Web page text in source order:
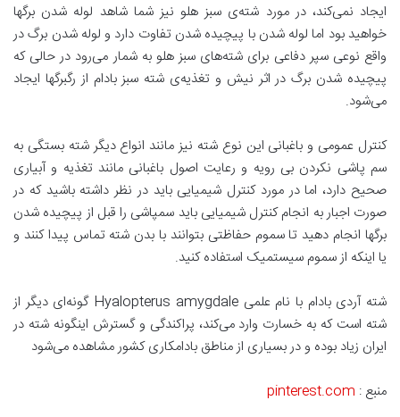
ایجاد نمی‌کند، در مورد شته‌ی سبز هلو نیز شما شاهد لوله شدن برگها
خواهید بود اما لوله شدن با پیچیده شدن تفاوت دارد و لوله شدن برگ در
واقع نوعی سپر دفاعی برای شته‌های سبز هلو به شمار می‌رود در حالی که
پیچیده شدن برگ در اثر نیش و تغذیه‌ی شته سبز بادام از رگبرگها ایجاد
می‌شود.
کنترل عمومی و باغبانی این نوع شته نیز مانند انواع دیگر شته بستگی به
سم پاشی نکردن بی رویه و رعایت اصول باغبانی مانند تغذیه و آبیاری
صحیح دارد، اما در مورد کنترل شیمیایی باید در نظر داشته باشید که در
صورت اجبار به انجام کنترل شیمیایی باید سمپاشی را قبل از پیچیده شدن
برگها انجام دهید تا سموم حفاظتی بتوانند با بدن شته تماس پیدا کنند و
یا اینکه از سموم سیستمیک استفاده کنید.
شته آردی بادام با نام علمی Hyalopterus amygdale گونه‌ای دیگر از
شته است که به خسارت وارد می‌کند، پراکندگی و گسترش اینگونه شته در
ایران زیاد بوده و در بسیاری از مناطق بادامکاری کشور مشاهده می‌شود
منبع : pinterest.com